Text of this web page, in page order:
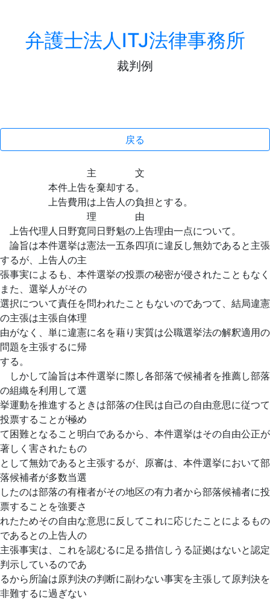
弁護士法人ITJ法律事務所
裁判例
戻る
主 文
本件上告を棄却する。
上告費用は上告人の負担とする。
理 由
上告代理人日野寛同日野魁の上告理由一点について。
論旨は本件選挙は憲法一五条四項に違反し無効であると主張
するが、上告人の主
張事実によるも、本件選挙の投票の秘密が侵されたこともなく
また、選挙人がその
選択について責任を問われたこともないのであつて、結局違憲
の主張は主張自体理
由がなく、単に違憲に名を藉り実質は公職選挙法の解釈適用の
問題を主張するに帰
する。
しかして論旨は本件選挙に際し各部落で候補者を推薦し部落
の組織を利用して選
挙運動を推進するときは部落の住民は自己の自由意思に従つて
投票することが極め
て困難となること明白であるから、本件選挙はその自由公正が
著しく害されたもの
として無効であると主張するが、原審は、本件選挙において部
落候補者が多数当選
したのは部落の有権者がその地区の有力者から部落候補者に投
票することを強要さ
れたためその自由な意思に反してこれに応じたことによるもの
であるとの上告人の
主張事実は、これを認むるに足る措信しうる証拠はないと認定
判示しているのであ
るから所論は原判決の判断に副わない事実を主張して原判決を
非難するに過ぎない